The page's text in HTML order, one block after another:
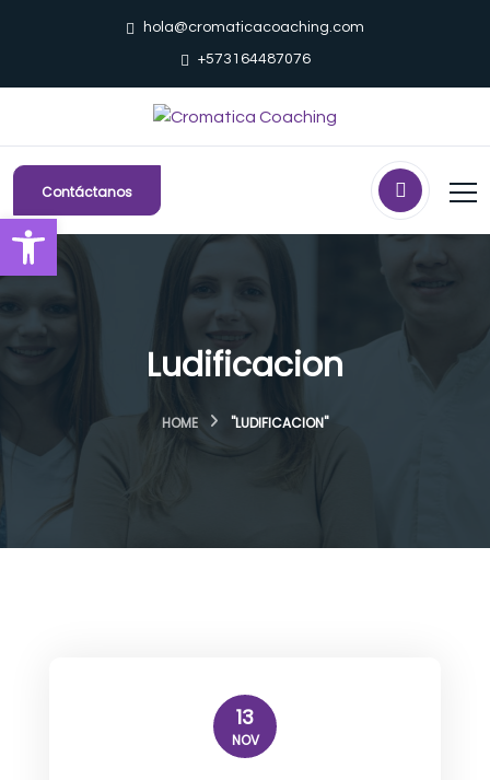
hola@cromaticacoaching.com
+573164487076
Contáctanos
Ludificacion
HOME "LUDIFICACION"
13
NOV
Abrir barra de herramientas